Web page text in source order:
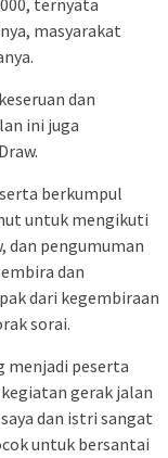
ternyata
masyarakat
dan
ini juga
berkumpul
untuk mengikuti
dan pengumuman
dan
dari kegembiraan
sorai.
menjadi peserta
gerak jalan
dan istri sangat
untuk bersantai